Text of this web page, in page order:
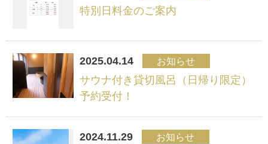
特別日料金のご案内
2025.04.14 お知らせ
サウナ付き貸切風呂（日帰り限定）
予約受付！
2024.11.29 お知らせ